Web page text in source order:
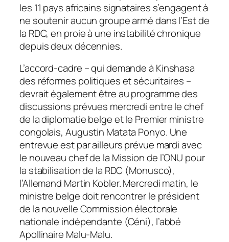
les 11 pays africains signataires s’engagent à
ne soutenir aucun groupe armé dans l’Est de
la RDC, en proie à une instabilité chronique
depuis deux décennies.
L’accord-cadre – qui demande à Kinshasa
des réformes politiques et sécuritaires –
devrait également être au programme des
discussions prévues mercredi entre le chef
de la diplomatie belge et le Premier ministre
congolais, Augustin Matata Ponyo. Une
entrevue est par ailleurs prévue mardi avec
le nouveau chef de la Mission de l’ONU pour
la stabilisation de la RDC (Monusco),
l’Allemand Martin Kobler. Mercredi matin, le
ministre belge doit rencontrer le président
de la nouvelle Commission électorale
nationale indépendante (Céni), l’abbé
Apollinaire Malu-Malu.